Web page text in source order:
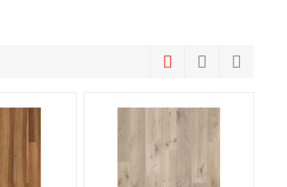
выгодной цене с возможностью заказать
под любой интерьер жилого или